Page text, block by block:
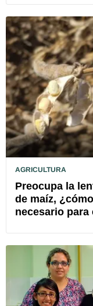
AGRICULTURA
Preocupa la
de maíz,
necesario